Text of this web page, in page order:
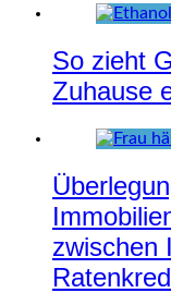
So zieht
Zuhause
zwischen